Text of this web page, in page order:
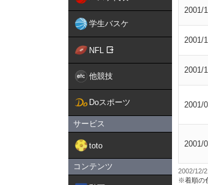
学生バスケ
NFL
他競技
Doスポーツ
サービス
toto
コンテンツ
2001/
2001/
2001/
2001/
2001/
2002/12/
※着順の